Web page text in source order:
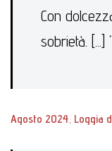
Con
sobrietà. [...] "
Agosto 2024 Loggia